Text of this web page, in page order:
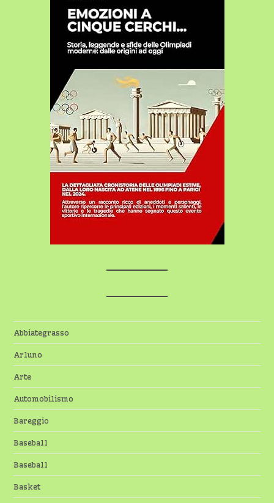
Abbiategrasso
Arluno
Arte
Automobilismo
Bareggio
Baseball
Baseball
Basket